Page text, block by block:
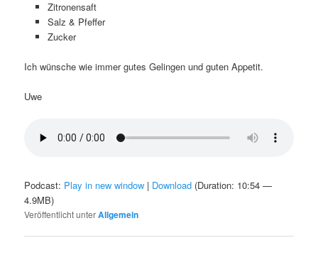
Zitronensaft
Salz & Pfeffer
Zucker
Ich wünsche wie immer gutes Gelingen und guten Appetit.
Uwe
Podcast: Play in new window | Download (Duration: 10:54 —
4.9MB)
Veröffentlicht unterAllgemein